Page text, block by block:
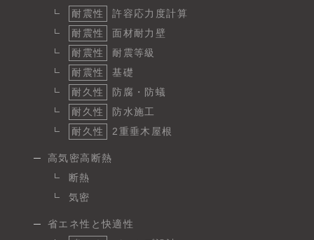
耐震性
許容応力度計算
耐震性
面材耐力壁
耐震性
耐震等級
耐震性
基礎
耐久性
防腐・防蟻
耐久性
防水施工
耐久性
2重垂木屋根
高気密高断熱
断熱
気密
省エネ性と快適性